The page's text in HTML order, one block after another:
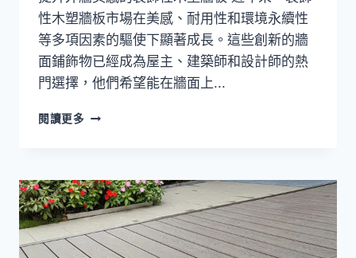
能
性木塑牆板市場在美感、耐用性和環境永續性
等多項因素的驅使下顯著成長。這些創新的牆
面鋪飾物已經成為屋主、建築師和設計師的熱
門選擇，他們希望能在牆面上...
閱讀更多
塑
牆
板，
提